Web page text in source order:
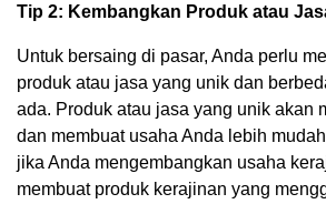
Tip 2: Kembangkan Produk atau
Untuk bersaing di pasar, Anda perlu
produk atau jasa yang unik dan
ada. Produk atau jasa yang unik akan
dan membuat usaha Anda lebih
jika Anda mengembangkan usaha
membuat produk kerajinan yang